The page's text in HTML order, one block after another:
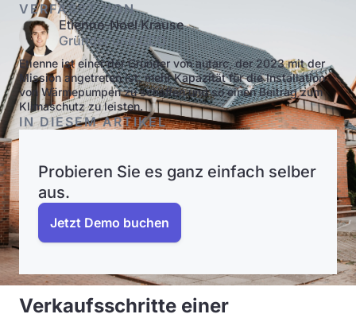
VERFASST VON
Etienne-Noel Krause
Gründer und CEO
Etienne ist einer der Gründer von autarc, der 2023 mit der
Mission angetreten ist, mehr Kapazität für die Installation
von Wärmepumpen zu schaffen und so einen Beitrag zum
Klimaschutz zu leisten.
IN DIESEM ARTIKEL
Probieren Sie es ganz einfach selber
aus.
Jetzt Demo buchen
Verkaufsschritte einer